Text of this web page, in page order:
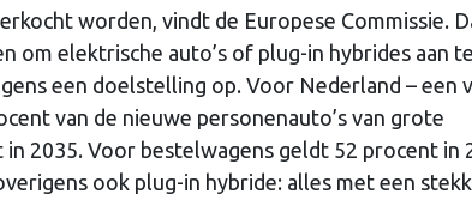
worden, vindt de Europese Commissie.
om elektrische auto’s of plug-in hybrides aan te
een doelstelling op. Voor Nederland – een
van de nieuwe personenauto’s van grote
2035. Voor bestelwagens geldt 52 procent in
ook plug-in hybride: alles met een